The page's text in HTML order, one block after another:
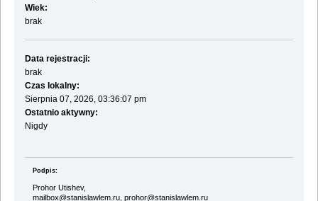
Wiek:
brak
Data rejestracji:
brak
Czas lokalny:
Sierpnia 07, 2026, 03:36:07 pm
Ostatnio aktywny:
Nigdy
Podpis:
Prohor Utishev,
mailbox@stanislawlem.ru, prohor@stanislawlem.ru